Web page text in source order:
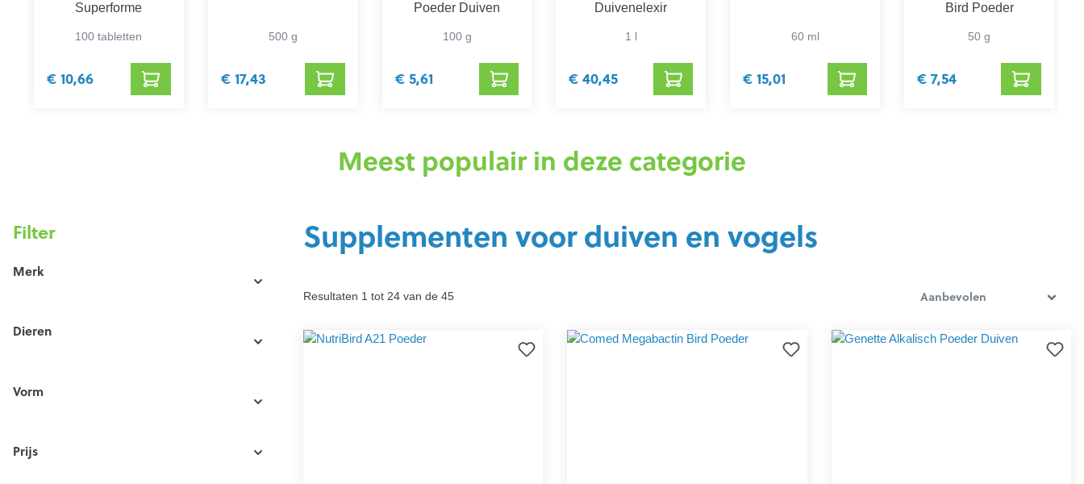
Superforme
100 tabletten
€ 10,66
500 g
€ 17,43
Poeder Duiven
100 g
€ 5,61
Duivenelexir
1 l
€ 40,45
60 ml
€ 15,01
Bird Poeder
50 g
€ 7,54
Meest populair in deze categorie
Filter
Merk
Dieren
Vorm
Prijs
Supplementen voor duiven en vogels
Resultaten 1 tot 24 van de 45